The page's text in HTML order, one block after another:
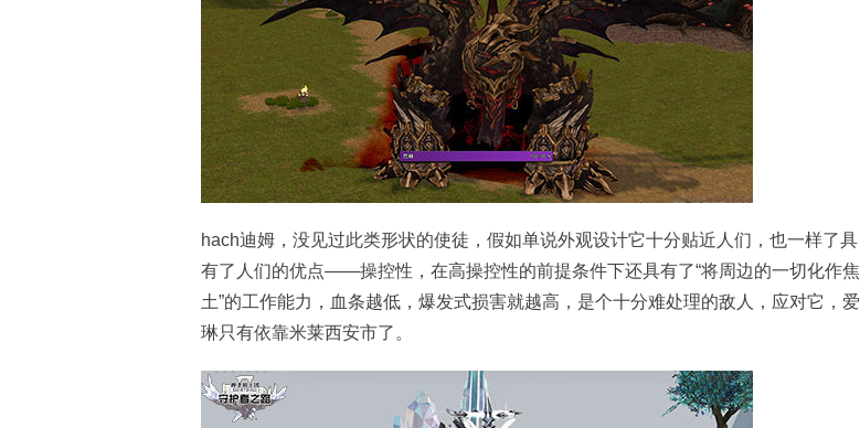
hach迪姆，没见过此类形状的使徒，假如单说外观设计它十分贴近人们，也一样了具
有了人们的优点——操控性，在高操控性的前提条件下还具有了“将周边的一切化作焦
土”的工作能力，血条越低，爆发式损害就越高，是个十分难处理的敌人，应对它，爱
琳只有依靠米莱西安市了。